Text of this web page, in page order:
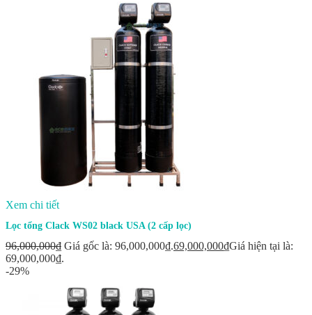
Xem chi tiết
Lọc tổng Clack WS02 black USA (2 cấp lọc)
96,000,000₫ Giá gốc là: 96,000,000₫.69,000,000₫Giá hiện tại là:
69,000,000₫.
-29%